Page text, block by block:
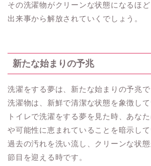
その洗濯物がクリーンな状態になるほ
出来事から解放されていくでしょう。
新たな始まりの予兆
洗濯をする夢は、新たな始まりの予兆で
洗濯物は、新鮮で清潔な状態を象徴して
トイレで洗濯をする夢を見た時、あな
や可能性に恵まれていることを暗示して
過去の汚れを洗い流し、クリーンな状
節目を迎える時です。